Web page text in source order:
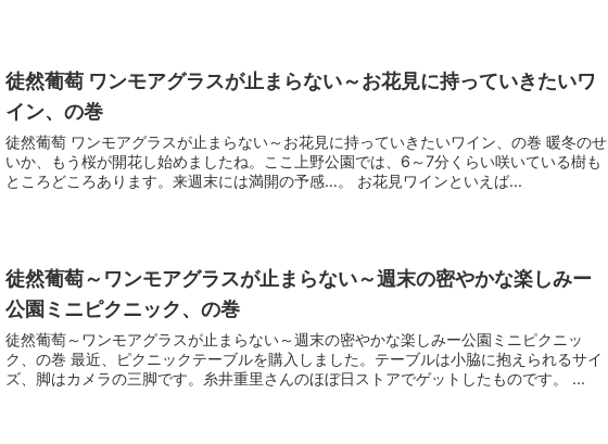
徒然葡萄 ワンモアグラスが止まらない～お花見に持っていきたいワ
イン、の巻
徒然葡萄 ワンモアグラスが止まらない～お花見に持っていきたいワイン、の巻 暖冬のせ
いか、もう桜が開花し始めましたね。ここ上野公園では、6～7分くらい咲いている樹も
ところどころあります。来週末には満開の予感…。 お花見ワインといえば...
徒然葡萄～ワンモアグラスが止まらない～週末の密やかな楽しみー
公園ミニピクニック、の巻
徒然葡萄～ワンモアグラスが止まらない～週末の密やかな楽しみー公園ミニピクニッ
ク、の巻 最近、ピクニックテーブルを購入しました。テーブルは小脇に抱えられるサイ
ズ、脚はカメラの三脚です。糸井重里さんのほぼ日ストアでゲットしたものです。 ...